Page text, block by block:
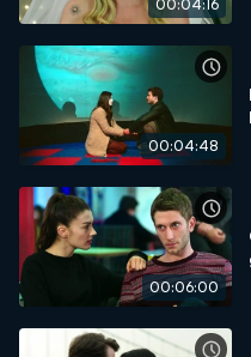
00:04:16
00:04:48
00:06:00